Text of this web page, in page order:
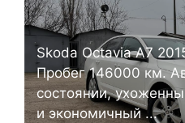
Skoda Octavia А7
Пробег 146000 км.
состоянии,
и экономичный ...